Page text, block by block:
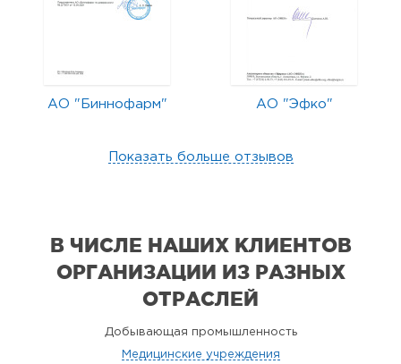
АО "Биннофарм" АО "Эфко"
Показать больше отзывов
В ЧИСЛЕ НАШИХ КЛИЕНТОВ
ОРГАНИЗАЦИИ ИЗ РАЗНЫХ
ОТРАСЛЕЙ
Добывающая промышленность
Медицинские учреждения